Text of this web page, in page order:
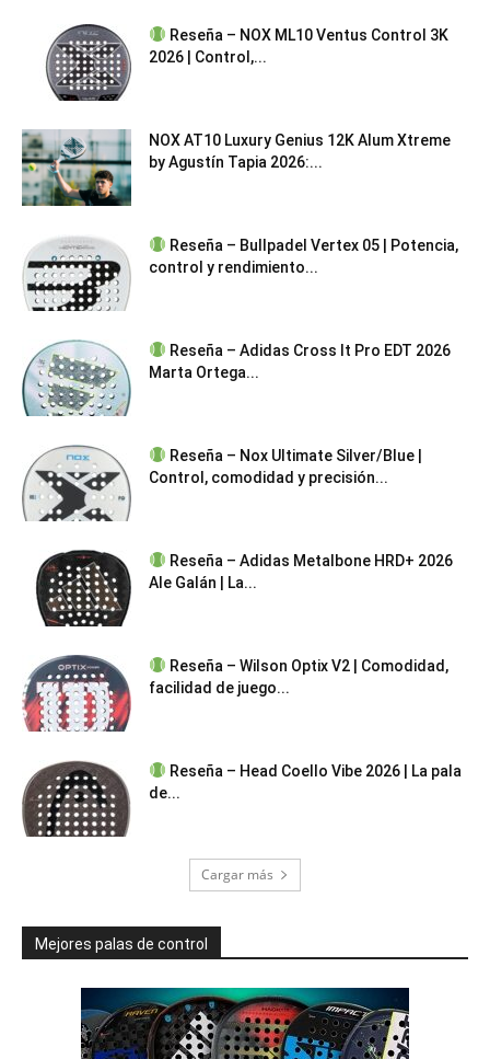
Reseña – NOX ML10 Ventus Control 3K
2026 | Control,...
NOX AT10 Luxury Genius 12K Alum Xtreme
by Agustín Tapia 2026:...
Reseña – Bullpadel Vertex 05 | Potencia,
control y rendimiento...
Reseña – Adidas Cross It Pro EDT 2026
Marta Ortega...
Reseña – Nox Ultimate Silver/Blue |
Control, comodidad y precisión...
Reseña – Adidas Metalbone HRD+ 2026
Ale Galán | La...
Reseña – Wilson Optix V2 | Comodidad,
facilidad de juego...
Reseña – Head Coello Vibe 2026 | La pala
de...
Cargar más
Mejores palas de control